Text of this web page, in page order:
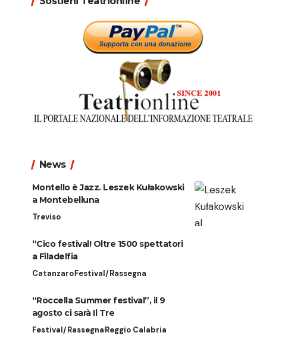
News
Montello è Jazz. Leszek Kułakowski
a Montebelluna
Treviso
“Cico festival! Oltre 1500 spettatori
a Filadelfia
CatanzaroFestival/Rassegna
“Roccella Summer festival”, il 9
agosto ci sarà Il Tre
Festival/RassegnaReggio Calabria